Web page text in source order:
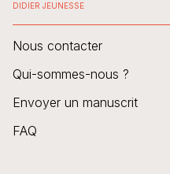
DIDIER JEUNESSE
Nous contacter
Qui-sommes-nous ?
Envoyer un manuscrit
FAQ